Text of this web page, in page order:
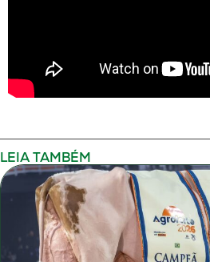
LEIA TAMBÉM